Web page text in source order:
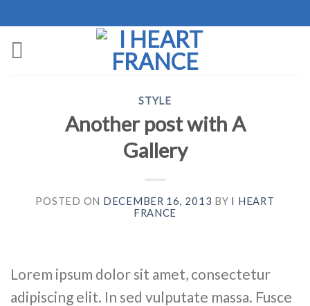
content
STYLE
Another post with A
Gallery
POSTED ON DECEMBER 16, 2013 BY I HEART
FRANCE
Lorem ipsum dolor sit amet, consectetur
adipiscing elit. In sed vulputate massa. Fusce